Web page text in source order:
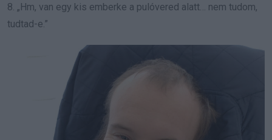
8. „Hm, van egy kis emberke a pulóvered alatt… nem tudom,
tudtad-e.”